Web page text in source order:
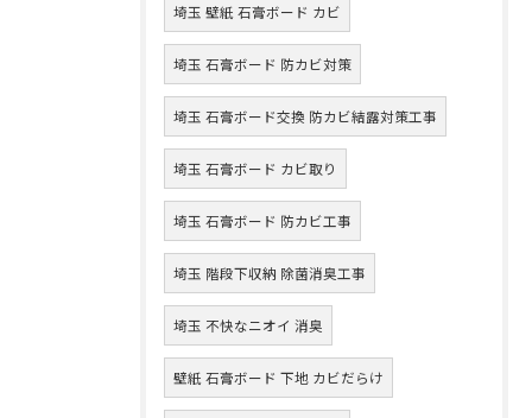
埼玉 壁紙 石膏ボード カビ
埼玉 石膏ボード 防カビ対策
埼玉 石膏ボード交換 防カビ結露対策工事
埼玉 石膏ボード カビ取り
埼玉 石膏ボード 防カビ工事
埼玉 階段下収納 除菌消臭工事
埼玉 不快なニオイ 消臭
壁紙 石膏ボード 下地 カビだらけ